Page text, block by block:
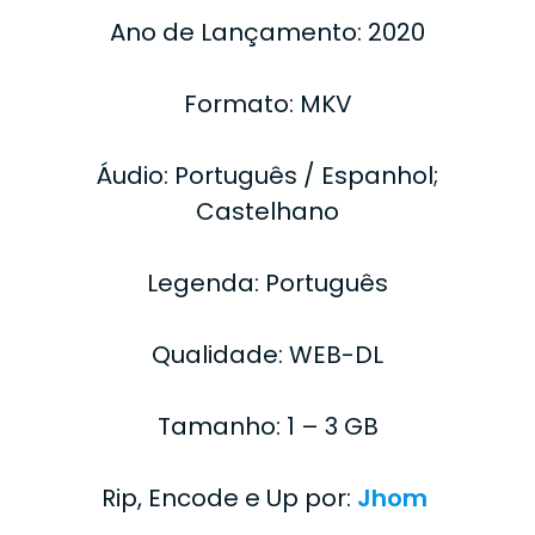
Ano de Lançamento: 2020
Formato: MKV
Áudio: Português / Espanhol;
Castelhano
Legenda: Português
Qualidade: WEB-DL
Tamanho: 1 – 3 GB
Rip, Encode e Up por: Jhom